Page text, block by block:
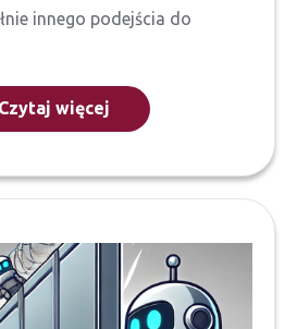
innego podejścia do
Czytaj więcej